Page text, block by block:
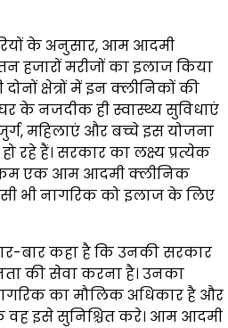
के अनुसार, आम आदमी
हजारों मरीजों का इलाज किया
दोनों क्षेत्रों में इन क्लीनिकों की
के नजदीक ही स्वास्थ्य सुविधाएं
महिलाएं और बच्चे इस योजना
रहे हैं। सरकार का लक्ष्य प्रत्येक
कम एक आम आदमी क्लीनिक
भी नागरिक को इलाज के लिए
बार कहा है कि उनकी सरकार
की सेवा करना है। उनका
का मौलिक अधिकार है और
वह इसे सुनिश्चित करे। आम आदमी